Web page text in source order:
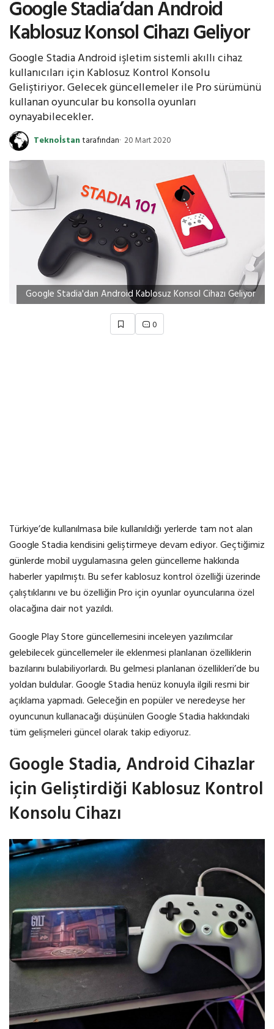
Google Stadia’dan Android
Kablosuz Konsol Cihazı Geliyor
Google Stadia Android işletim sistemli akıllı cihaz
kullanıcıları için Kablosuz Kontrol Konsolu
Geliştiriyor. Gelecek güncellemeler ile Pro sürümünü
kullanan oyuncular bu konsolla oyunları
oynayabilecekler.
Teknoİstantarafından 20 Mart 2020
Google Stadia'dan Android Kablosuz Konsol Cihazı Geliyor
0
Türkiye’de kullanılmasa bile kullanıldığı yerlerde tam not alan
Google Stadia kendisini geliştirmeye devam ediyor. Geçtiğimiz
günlerde mobil uygulamasına gelen güncelleme hakkında
haberler yapılmıştı. Bu sefer kablosuz kontrol özelliği üzerinde
çalıştıklarını ve bu özelliğin Pro için oyunlar oyuncularına özel
olacağına dair not yazıldı.
Google Play Store güncellemesini inceleyen yazılımcılar
gelebilecek güncellemeler ile eklenmesi planlanan özelliklerin
bazılarını bulabiliyorlardı. Bu gelmesi planlanan özellikleri’de bu
yoldan buldular. Google Stadia henüz konuyla ilgili resmi bir
açıklama yapmadı. Geleceğin en popüler ve neredeyse her
oyuncunun kullanacağı düşünülen Google Stadia hakkındaki
tüm gelişmeleri güncel olarak takip ediyoruz.
Google Stadia, Android Cihazlar
için Geliştirdiği Kablosuz Kontrol
Konsolu Cihazı